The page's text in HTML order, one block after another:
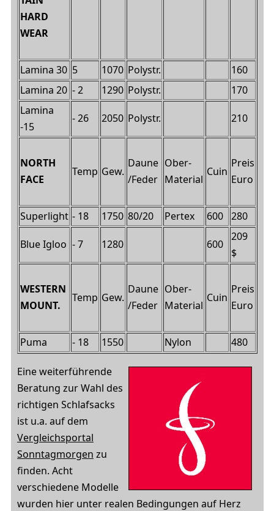
HARD
WEAR
Lamina 30 5 1070 Polystr.
160
Lamina 20 - 2 1290 Polystr.
170
Lamina
-15
- 26 2050 Polystr. 210
NORTH
FACE
Temp Gew.
Daune
/Feder
Ober-
Material
Cuin
Preis
Euro
Superlight - 18 1750 80/20 Pertex 600 280
Blue Igloo - 7 1280 600
209
$
WESTERN
MOUNT.
Temp Gew.
Daune
/Feder
Ober-
Material
Cuin
Preis
Euro
Puma - 18 1550 Nylon 480
Eine weiterführende
Beratung zur Wahl des
richtigen Schlafsacks
ist u.a. auf dem
Vergleichsportal
Sonntagmorgen zu
finden. Acht
verschiedene Modelle
wurden hier unter realen Bedingungen auf Herz